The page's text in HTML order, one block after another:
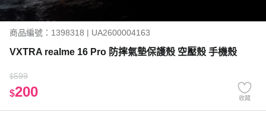
商品編號：1398318 | UA2600004163
VXTRA realme 16 Pro 防摔氣墊保護殼 空壓殼 手機殼
$599
$200 收藏